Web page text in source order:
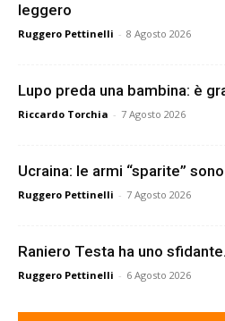
leggero
Ruggero Pettinelli - 8 Agosto 2026
Lupo preda una bambina: è
Riccardo Torchia - 7 Agosto 2026
Ucraina: le armi “sparite”
Ruggero Pettinelli - 7 Agosto 2026
Raniero Testa ha uno
Ruggero Pettinelli - 6 Agosto 2026